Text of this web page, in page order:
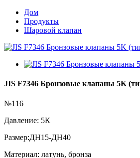
Дом
Продукты
Шаровой клапан
JIS F7346 Бронзовые клапаны 5K
№116
Давление: 5К
Размер:ДН15-ДН40
Материал: латунь, бронза